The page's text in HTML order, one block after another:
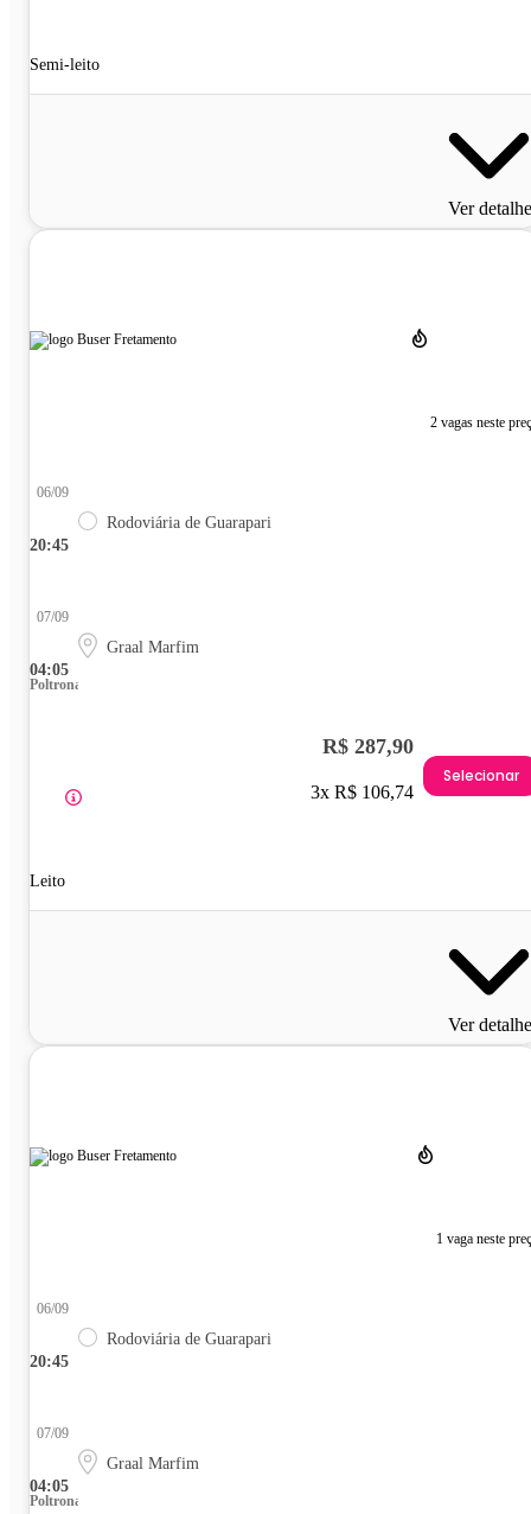
Semi-leito
Ver
2 vagas neste
20:45
06/09
Rodoviária de Guarapari
04:05
07/09
Graal Marfim
Poltrona
Leito
R$ 287,90
3x R$ 106,74
Selecionar
Ver
1 vaga neste
20:45
06/09
Rodoviária de Guarapari
04:05
07/09
Graal Marfim
Poltrona